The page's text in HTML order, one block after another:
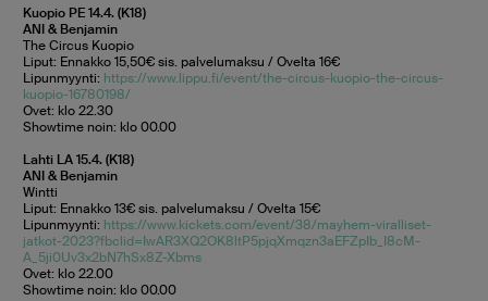
Kuopio PE 14.4. (K18)
ANI & Benjamin
The Circus Kuopio
Liput: Ennakko 15,50€ sis. palvelumaksu / Ovelta 16€
Lipunmyynti: https://www.lippu.fi/event/the-circus-kuopio-the-circus-
kuopio-16780198/
Ovet: klo 22.30
Showtime noin: klo 00.00
Lahti LA 15.4. (K18)
ANI & Benjamin
Wintti
Liput: Ennakko 13€ sis. palvelumaksu / Ovelta 15€
Lipunmyynti: https://www.kickets.com/event/38/mayhem-viralliset-
jatkot-2023?fbclid=IwAR3XQ2OK8ltP5pjqXmqzn3aEFZpIb_I8cM-
A_5ji0Uv3x2bN7hSx8Z-Xbms
Ovet: klo 22.00
Showtime noin: klo 00.00